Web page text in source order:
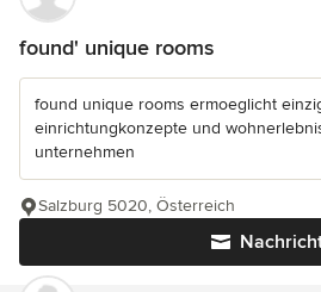
found' unique rooms
found unique rooms ermoeglicht
einrichtungkonzepte und
unternehmen
Salzburg 5020, Österreich